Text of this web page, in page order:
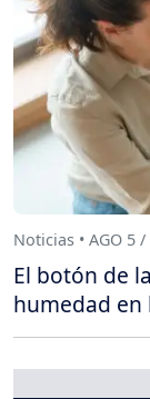
Noticias • AGO 5 /
El botón de
humedad en